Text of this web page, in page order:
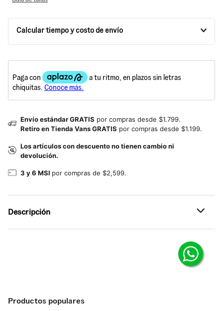
Calcular tiempo y costo de envío
Envío estándar GRATIS por compras desde $1.799.
Retiro en Tienda Vans GRATIS por compras desde $1.199.
Los artículos con descuento no tienen cambio ni
devolución.
3 y 6 MSI por compras de $2,599.
Descripción
mundos: la amortiguación de un cupsole con la sensación
Productos populares